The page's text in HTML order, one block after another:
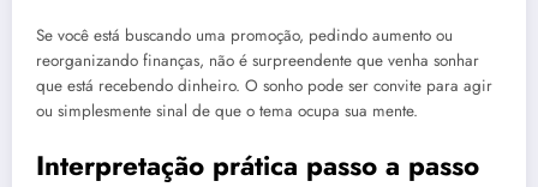
Se você está buscando uma promoção, pedindo aumento ou
reorganizando finanças, não é surpreendente que venha sonhar
que está recebendo dinheiro. O sonho pode ser convite para agir
ou simplesmente sinal de que o tema ocupa sua mente.
Interpretação prática passo a passo